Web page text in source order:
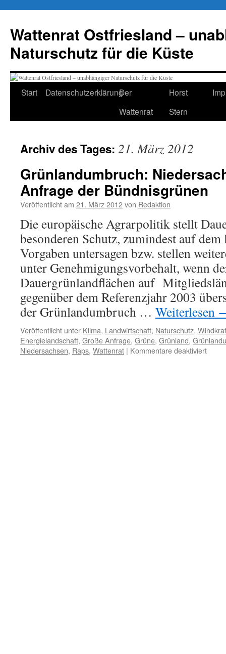
springen
Wattenrat Ostfriesland –
Naturschutz für die Küste
Start DatenschutzerklärungDer
Wattenrat
Horst
Stern
Archiv des Tages: 21. März 2012
Grünlandumbruch:
Anfrage der Bündnisgrünen
Veröffentlicht am 21. März 2012von Redaktion
Die europäische Agrarpolitik stellt
besonderen Schutz, zumindest auf
Vorgaben untersagen bzw. stellen
unter Genehmigungsvorbehalt, wenn
Dauergrünlandflächen auf
gegenüber dem Referenzjahr 2003
der Grünlandumbruch … Weiterlesen
Veröffentlicht unter Klima, Landwirtschaft, Naturschutz,
Energielandschaft, Große Anfrage, Grüne, Grünland,
Niedersachsen, Raps, Wattenrat | Kommentare deaktiviertfür